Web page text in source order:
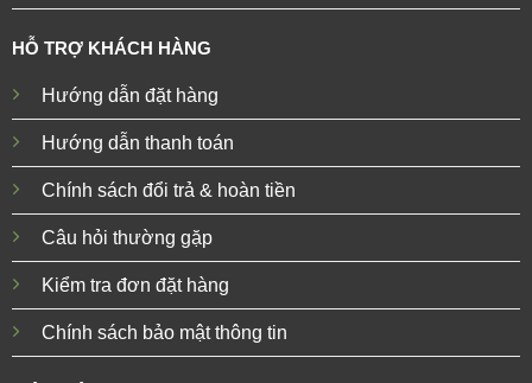
HỖ TRỢ KHÁCH HÀNG
Hướng dẫn đặt hàng
Hướng dẫn thanh toán
Chính sách đổi trả & hoàn tiền
Câu hỏi thường gặp
Kiểm tra đơn đặt hàng
Chính sách bảo mật thông tin